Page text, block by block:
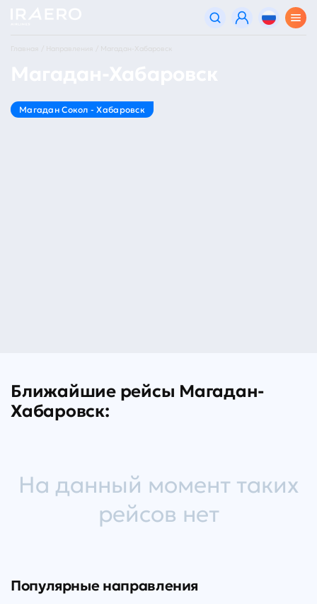
Главная Направления Магадан-Хабаровск
Магадан Сокол - Хабаровск
Ближайшие рейсы Магадан-
Хабаровск:
На данный момент таких
рейсов нет
Популярные направления